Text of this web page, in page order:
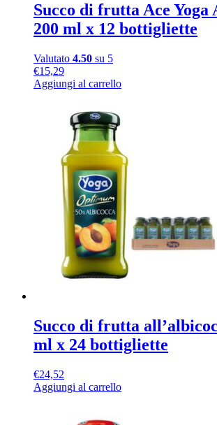
Succo di frutta Ace Yoga
200 ml x 12 bottigliette
Valutato 4.50 su 5
€15,29
Aggiungi al carrello
Succo di frutta
ml x 24 bottigliette
€24,52
Aggiungi al carrello